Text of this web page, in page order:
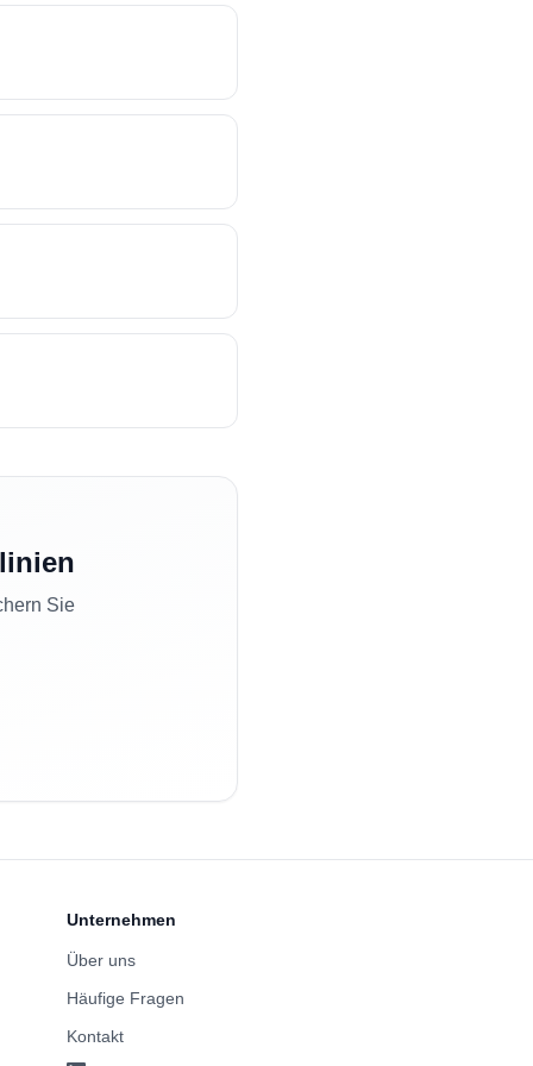
Sie
Unternehmen
Über uns
Häufige Fragen
Kontakt